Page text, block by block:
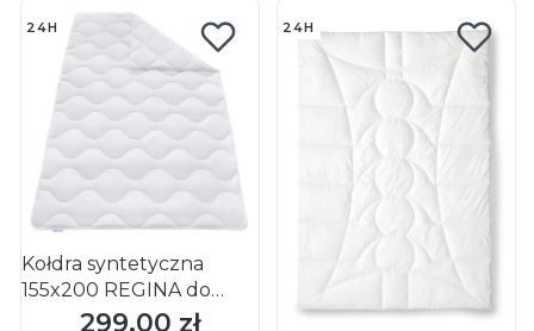
24H
Kołdra syntetyczna
155x200 REGINA do
częstego prania OBB
Cena
299,00 zł
24H